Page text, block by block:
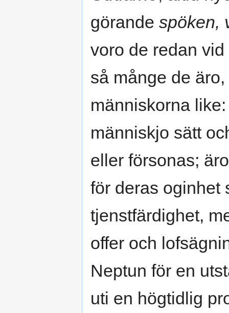
görande spöken,
voro de redan
så månge de
människorna
människjo sätt
eller försonas;
för deras oginhet
tjenstfärdighet,
offer och
Neptun för en
uti en högtidlig